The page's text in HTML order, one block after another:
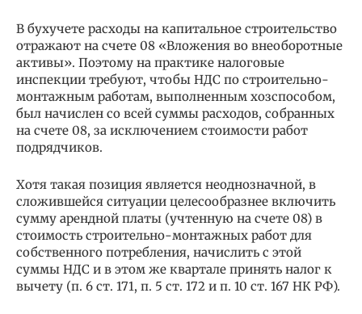
В бухучете расходы на капитальное строительство
отражают на счете 08 «Вложения во внеоборотные
активы». Поэтому на практике налоговые
инспекции требуют, чтобы НДС по строительно-
монтажным работам, выполненным хозспособом,
был начислен со всей суммы расходов, собранных
на счете 08, за исключением стоимости работ
подрядчиков.
Хотя такая позиция является неоднозначной, в
сложившейся ситуации целесообразнее включить
сумму арендной платы (учтенную на счете 08) в
стоимость строительно-монтажных работ для
собственного потребления, начислить с этой
суммы НДС и в этом же квартале принять налог к
вычету (п. 6 ст. 171, п. 5 ст. 172 и п. 10 ст. 167 НК РФ).